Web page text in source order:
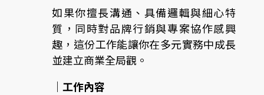
如果你擅長溝通、具備邏輯與細心特
質，同時對品牌行銷與專案協作感興
趣，這份工作能讓你在多元實務中成長
並建立商業全局觀。
｜工作內容